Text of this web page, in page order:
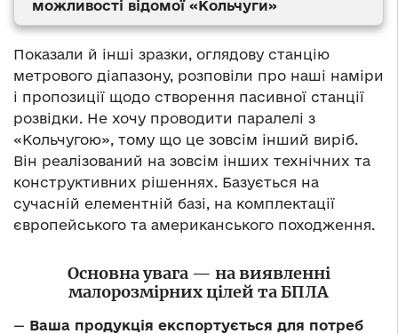
можливості відомої «Кольчуги»
Показали й інші зразки, оглядову станцію
метрового діапазону, розповіли про наші наміри
і пропозиції щодо створення пасивної станції
розвідки. Не хочу проводити паралелі з
«Кольчугою», тому що це зовсім інший виріб.
Він реалізований на зовсім інших технічних та
конструктивних рішеннях. Базується на
сучасній елементній базі, на комплектації
європейського та американського походження.
Основна увага — на виявленні
малорозмірних цілей та БПЛА
— Ваша продукція експортується для потреб